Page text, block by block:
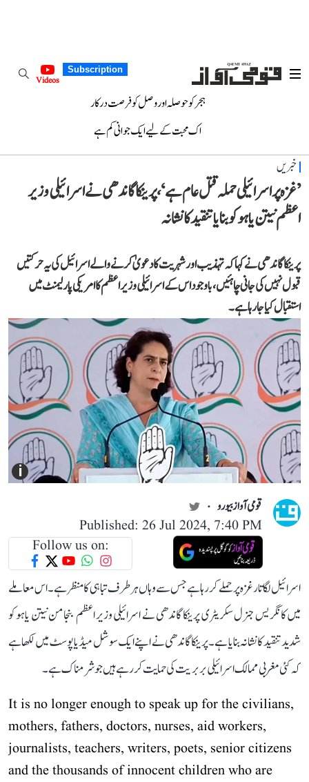
Subscription
Videos
ہجر کو حوصلہ اور وصل کو فرصت درکار
اک محبت کے لیے ایک جوانی کم ہے
خبریں
’غزہ پر اسرائیلی حملہ قتل عام ہے‘، پرینکا گاندھی نے اسرائیلی وزیر
اعظم نیتن یاہو کو بنایا تنقید کا نشانہ
پرینکا گاندھی نے کہا کہ تہذیب اور شہریت کا دعویٰ کرنے والے اسرائیل کی یہ حرکتیں
قبول نہیں کی جانی چاہئیں، باوجود اس کے اسرائیلی وزیر اعظم کا امریکی پارلیمنٹ میں
استقبال کیا جا رہا ہے۔
i
قومی آواز بیورو
Published: 26 Jul 2024, 7:40 PM
Follow us on:
اسرائیل لگاتار غزہ پر حملے کر رہا ہے جس سے وہاں ہر طرف تباہی کا منظر ہے۔ اس معاملے
میں کانگریس جنرل سکریٹری پرینکا گاندھی نے اسرائیلی وزیر اعظم بنجامن نیتن یاہو کو
شدید تنقید کا نشانہ بنایا ہے۔ پرینکا گاندھی نے اپنے ایک سوشل میڈیا پوسٹ میں لکھا ہے
کہ کئی مغربی ممالک اسرائیلی بربریت کی حمایت کر رہے ہیں جو شرمناک ہے۔
It is no longer enough to speak up for the civilians,
mothers, fathers, doctors, nurses, aid workers,
journalists, teachers, writers, poets, senior citizens
and the thousands of innocent children who are